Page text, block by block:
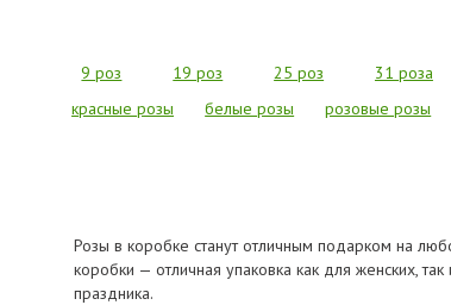
9 роз 19 роз 25 роз 31 роза
красные розы
белые розы розовые розы
Розы в коробке станут отличным подарком на
коробки — отличная упаковка как для женских,
праздника.